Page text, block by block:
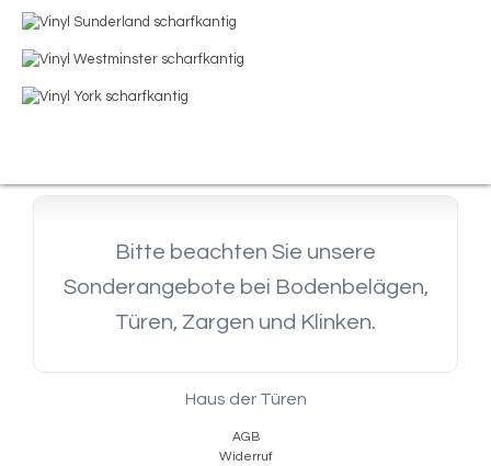
Bitte beachten Sie unsere
Sonderangebote bei Bodenbelägen,
Türen, Zargen und Klinken.
Haus der Türen
AGB
Widerruf